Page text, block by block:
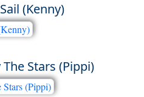
(Kenny)
Stars (Pippi)